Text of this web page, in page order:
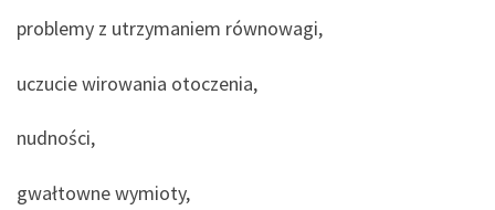
problemy z utrzymaniem równowagi,
uczucie wirowania otoczenia,
nudności,
gwałtowne wymioty,